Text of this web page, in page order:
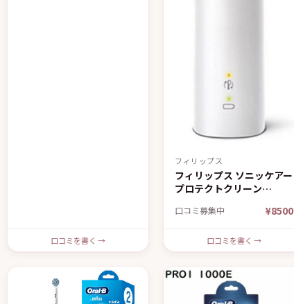
口コミを書く →
フィリップス
フィリップス ソニッケアー
プロテクトクリーン
口コミ募集中 ¥8500
口コミを書く →